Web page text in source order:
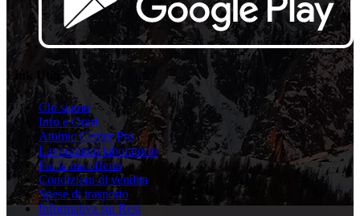
Link Utili
Chi siamo
Info e Orari
Atomic Center Pro
Lavorazioni laboratorio
Fai la tua offerta
Condizioni di vendita
Spese di trasporto
Informativa sui Resi